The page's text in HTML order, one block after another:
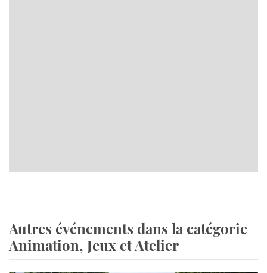
Autres événements dans la catégorie
Animation, Jeux et Atelier